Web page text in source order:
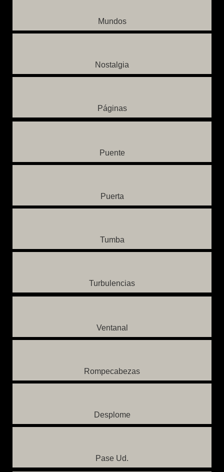
Mundos
Nostalgia
Páginas
Puente
Puerta
Tumba
Turbulencias
Ventanal
Rompecabezas
Desplome
Pase Ud.